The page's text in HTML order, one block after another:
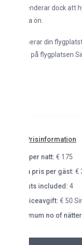
dock att hyra en
din flygplatstransfer
flygplatsen Sir
€ 175
pris per gäst: € 30
included:4
€ 50 Single Fee
no of nätter: 5